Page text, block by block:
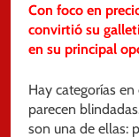
Con foco en
convirtió su
en su principal
Hay categorías
parecen
son una de ellas: